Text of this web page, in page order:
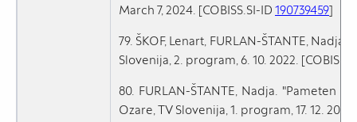
March 7, 2024. [COBISS.SI-ID 190739459]
79. ŠKOF, Lenart, FURLAN-ŠTANTE,
Slovenija, 2. program, 6. 10. 2022.
80. FURLAN-ŠTANTE, Nadja. "Pameten
Ozare, TV Slovenija, 1. program, 17. 12.